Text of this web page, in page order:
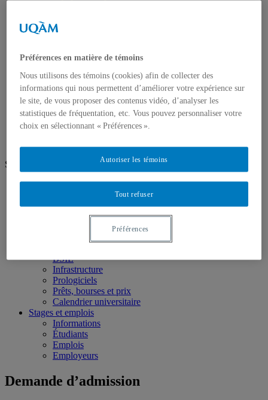
Deuxième cycle
Corps professoral
Chargé.e.s de cours
Expertises de recherche
Unités de recherche
Publications
Nous joindre
Suivez-nous
Facebook
LinkedIn
Futurs étudiants, étudiants
BSIE
Infrastructure
Prologiciels
Prêts, bourses et prix
Calendrier universitaire
Stages et emplois
Informations
Étudiants
Emplois
Employeurs
Demande d’admission
Préférences en matière de témoins
Nous utilisons des témoins (cookies) afin de collecter des
informations qui nous permettent d’améliorer votre expérience sur
le site, de vous proposer des contenus vidéo, d’analyser les
statistiques de fréquentation, etc. Vous pouvez personnaliser votre
choix en sélectionnant « Préférences ».
Tout refuser
Autoriser les témoins
Préférences